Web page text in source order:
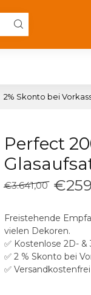
2% Skonto bei
Perfect
€3.641,00
Freistehende
vielen Dekoren.
✅ Kostenlose 2D-
✅ 2 % Skonto bei
✅